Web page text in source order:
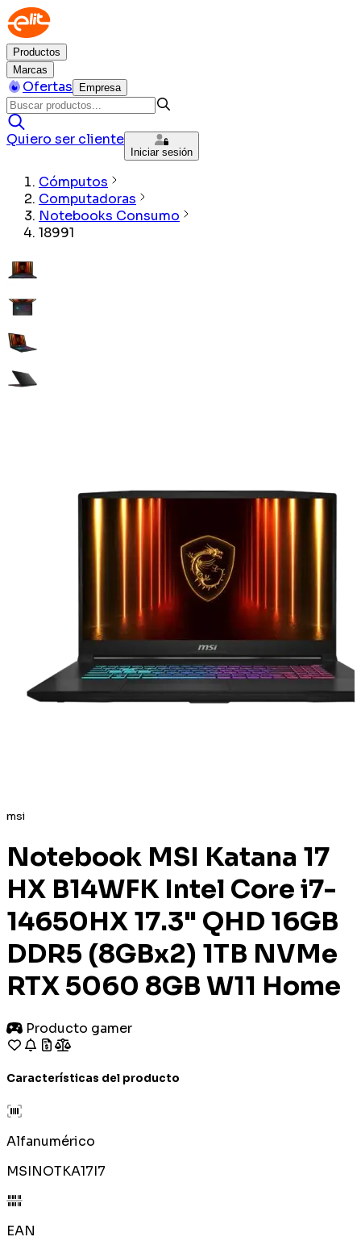
Productos
Marcas
Ofertas Empresa
Quiero ser cliente
Iniciar sesión
Cómputos
Computadoras
Notebooks Consumo
18991
msi
Notebook MSI Katana 17
HX B14WFK Intel Core i7-
14650HX 17.3" QHD 16GB
DDR5 (8GBx2) 1TB NVMe
RTX 5060 8GB W11 Home
Producto gamer
Características del producto
Alfanumérico
MSINOTKA17I7
EAN